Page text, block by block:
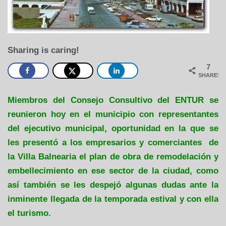
Sharing is caring!
7
SHARES
Miembros del Consejo Consultivo del ENTUR se
reunieron hoy en el municipio con representantes
del ejecutivo municipal, oportunidad en la que se
les presentó a los empresarios y comerciantes de
la Villa Balnearia el plan de obra de remodelación y
embellecimiento en ese sector de la ciudad, como
así también se les despejó algunas dudas ante la
inminente llegada de la temporada estival y con ella
el turismo.